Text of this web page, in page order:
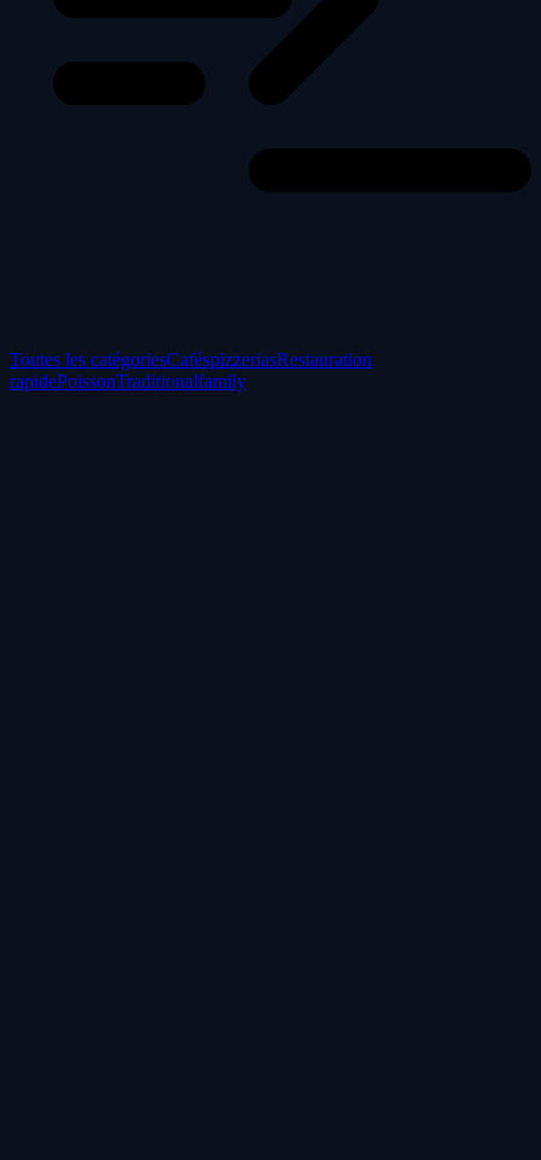
Toutes les catégoriesCaféspizzeriasRestauration
rapidePoissonTraditionalfamily